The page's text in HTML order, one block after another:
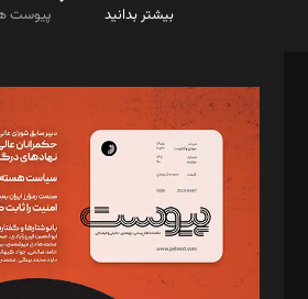
بیشتر بدانید
پیوست
مدیر مسئول: محمدباقر اثنی‌عشری
سردبیر: مهرک محمودی
دبیر تحریریه: میثم قاسمی
د‌بیر ناداستان: سمانه سمیع
د‌بیر خدمت و تجارت: ابوالفضل رجبی
د‌بیر حقوق فناوری: حسام‌الدین ایپکچی
د‌بیر پیوست جهان: مینا پاکدل